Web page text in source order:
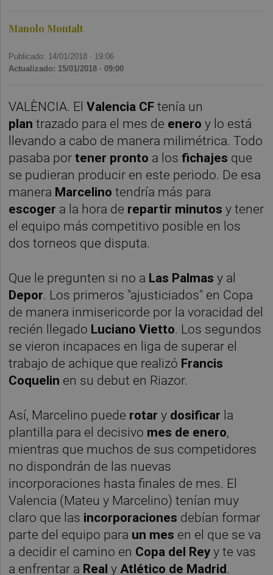
Manolo Montalt
Publicado: 14/01/2018 · 19:06
Actualizado: 15/01/2018 · 09:00
VALÈNCIA. ElValencia CF tenía un
plantrazado para el mes de eneroy lo está
llevando a cabo de manera milimétrica. Todo
pasaba portener pronto a losfichajes que
se pudieran producir en este periodo. De esa
manera Marcelinotendría más para
escoger a la hora de repartir minutosy tener
el equipo más competitivo posible en los
dos torneos que disputa.
Que le pregunten si no a Las Palmas y al
Depor. Los primeros "ajusticiados" en Copa
de manera inmisericorde por la voracidad del
recién llegado Luciano Vietto. Los segundos
se vieron incapaces en liga de superar el
trabajo de achique que realizó Francis
Coquelin en su debut en Riazor.
Así, Marcelino puede rotary dosificar la
plantilla para el decisivo mes de enero,
mientras que muchos de sus competidores
no dispondrán de las nuevas
incorporaciones hasta finales de mes. El
Valencia (Mateu y Marcelino) tenían muy
claro que las incorporaciones debían formar
parte del equipo para un mes en el que se va
a decidir el camino en Copa del Rey y te vas
a enfrentar a RealyAtlético de Madrid.